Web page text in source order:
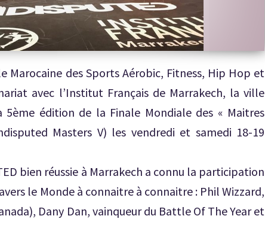
Marocaine des Sports Aérobic, Fitness, Hip Hop et
avec l’Institut Français de Marrakech, la ville
5ème édition de la Finale Mondiale des « Maitres
Masters V) les vendredi et samedi 18-19
bien réussie à Marrakech a connu la participation
le Monde à connaitre à connaitre : Phil Wizzard,
Dany Dan, vainqueur du Battle Of The Year et